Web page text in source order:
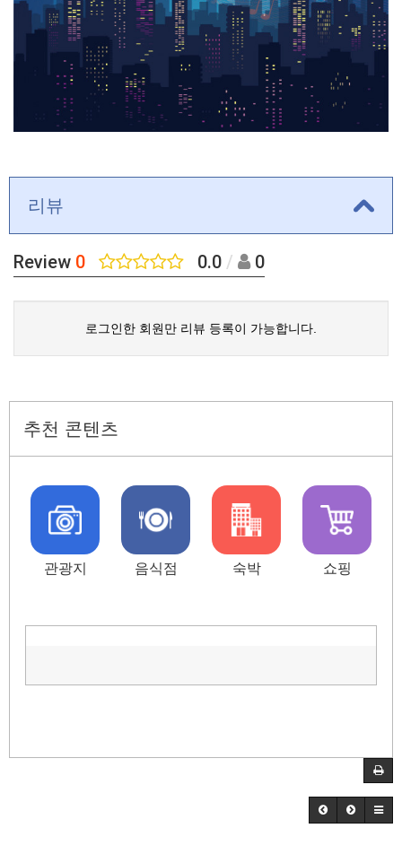
리뷰
Review 0 0.0 / 0
로그인한 회원만 리뷰 등록이 가능합니다.
추천 콘텐츠
관광지 음식점 숙박 쇼핑